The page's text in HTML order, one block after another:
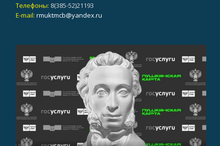
Телефоны: 8(385-52)21193
E-mail: rmuktmcb@yandex.ru